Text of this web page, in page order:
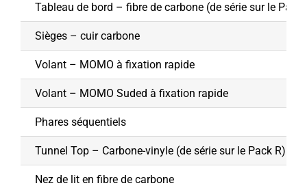
Tableau de bord – fibre de carbone (de série sur le Pack
Sièges – cuir carbone
Volant – MOMO à fixation rapide
Volant – MOMO Suded à fixation rapide
Phares séquentiels
Tunnel Top – Carbone-vinyle (de série sur le Pack R)
Nez de lit en fibre de carbone